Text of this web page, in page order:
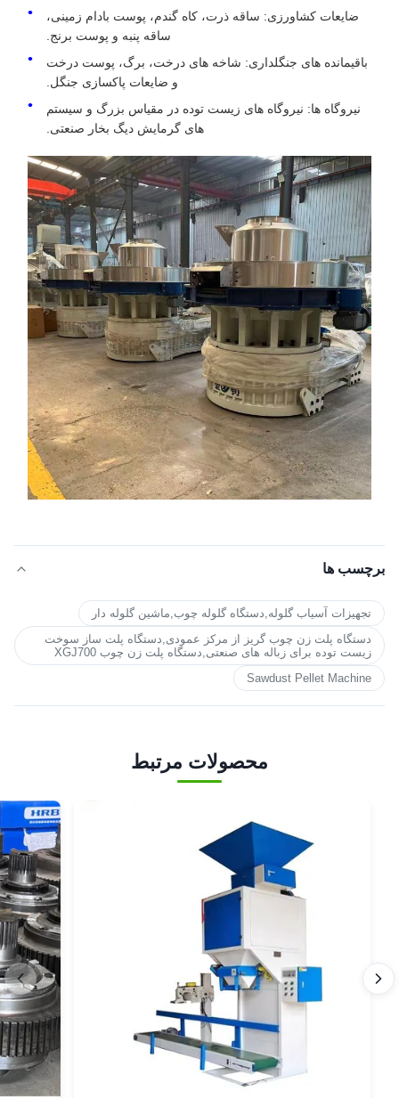
ضایعات کشاورزی: ساقه ذرت، کاه گندم، پوست بادام زمینی،
ساقه پنبه و پوست برنج.
باقیمانده های جنگلداری: شاخه های درخت، برگ، پوست درخت
و ضایعات پاکسازی جنگل.
نیروگاه ها: نیروگاه های زیست توده در مقیاس بزرگ و سیستم
های گرمایش دیگ بخار صنعتی.
برچسب ها
تجهیزات آسیاب گلوله,دستگاه گلوله چوب,ماشین گلوله دار
دستگاه پلت زن چوب گریز از مرکز عمودی,دستگاه پلت ساز سوخت
زیست توده برای زباله های صنعتی,دستگاه پلت زن چوب XGJ700
Sawdust Pellet Machine
محصولات مرتبط